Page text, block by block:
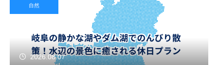
自然
2026.08.07